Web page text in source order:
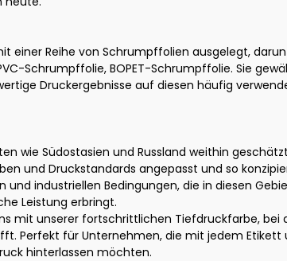
einer Reihe von Schrumpffolien ausgelegt,
Schrumpffolie, BOPET-Schrumpffolie. Sie
Druckergebnisse auf diesen häufig
wie Südostasien und Russland weithin
und Druckstandards angepasst und so
industriellen Bedingungen, die in diesen
Leistung erbringt.
mit unserer fortschrittlichen Tiefdruckfarbe, bei
Perfekt für Unternehmen, die mit jedem Etikett
hinterlassen möchten.